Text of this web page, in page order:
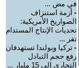
في مض ...
- أزمة استنزاف
الصواريخ الأمريكية:
تحديات الإنتاج المستدام
تفر ...
- تركيا وبولندا تستهدفان
رفع حجم التبادل
التجاري إلى 15 مليار ...